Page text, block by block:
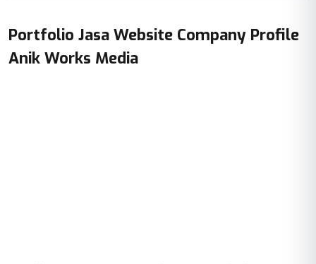
Portfolio Jasa Website Company Profile
Anik Works Media